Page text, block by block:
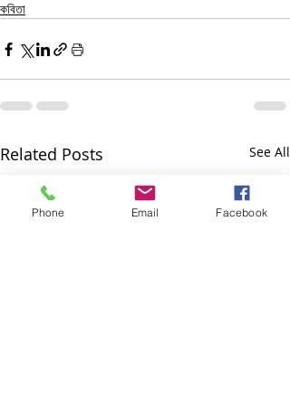
কবিতা
Related Posts See All
Phone Email Facebook